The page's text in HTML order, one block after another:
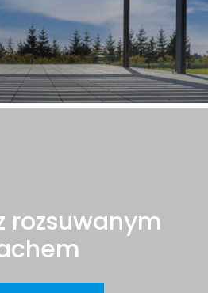
rozsuwanym